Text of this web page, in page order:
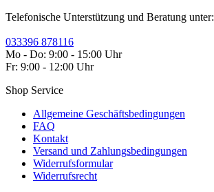
Telefonische Unterstützung und Beratung unter:
033396 878116
Mo - Do: 9:00 - 15:00 Uhr
Fr: 9:00 - 12:00 Uhr
Shop Service
Allgemeine Geschäftsbedingungen
FAQ
Kontakt
Versand und Zahlungsbedingungen
Widerrufsformular
Widerrufsrecht